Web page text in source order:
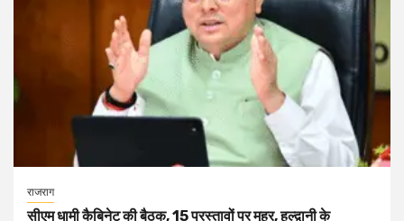
राजराग
सीएम धामी कैबिनेट की बैठक, 15 प्रस्तावों पर मुहर, हल्द्वानी के